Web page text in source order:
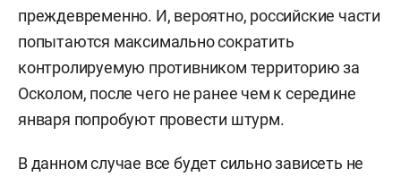
преждевременно. И, вероятно, российские части
попытаются максимально сократить
контролируемую противником территорию за
Осколом, после чего не ранее чем к середине
января попробуют провести штурм.
В данном случае все будет сильно зависеть не